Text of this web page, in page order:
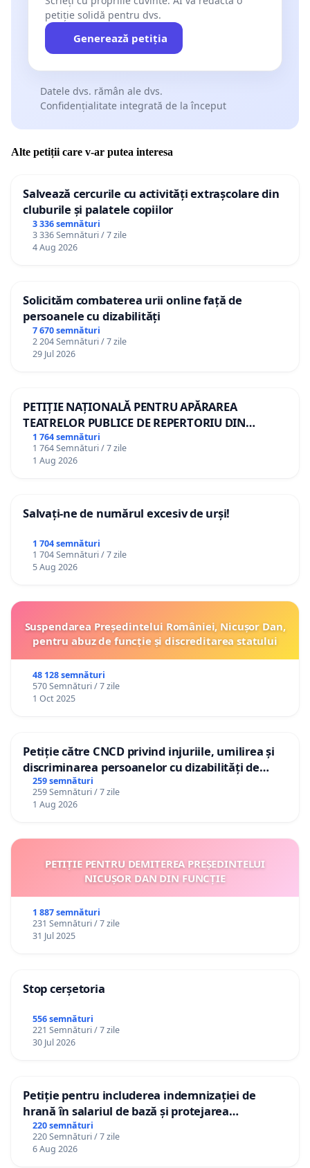
petiție solidă pentru dvs.
Generează petiția
Datele dvs. rămân ale dvs.
Confidențialitate integrată de la început
Alte petiții care v-ar putea interesa
Salvează cercurile cu activități extrașcolare din
cluburile și palatele copiilor
3 336 semnături
3 336 Semnături / 7 zile
4 Aug 2026
Solicităm combaterea urii online față de
persoanele cu dizabilități
7 670 semnături
2 204 Semnături / 7 zile
29 Jul 2026
PETIȚIE NAȚIONALĂ PENTRU APĂRAREA
TEATRELOR PUBLICE DE REPERTORIU DIN
ROMÂNIA
1 764 semnături
1 764 Semnături / 7 zile
1 Aug 2026
Salvați-ne de numărul excesiv de urși!
1 704 semnături
1 704 Semnături / 7 zile
5 Aug 2026
Suspendarea Președintelui României, Nicușor Dan,
pentru abuz de funcție și discreditarea statului
48 128 semnături
570 Semnături / 7 zile
1 Oct 2025
Petiție către CNCD privind injuriile, umilirea și
discriminarea persoanelor cu dizabilități de
către utilizatorul TikTok „Gorici”
259 semnături
259 Semnături / 7 zile
1 Aug 2026
PETIȚIE PENTRU DEMITEREA PREȘEDINTELUI
NICUȘOR DAN DIN FUNCȚIE
1 887 semnături
231 Semnături / 7 zile
31 Jul 2025
Stop cerșetoria
556 semnături
221 Semnături / 7 zile
30 Jul 2026
Petiție pentru includerea indemnizației de
hrană în salariul de bază și protejarea
gradațiilor de vechime pentru asistenții
personali
220 semnături
220 Semnături / 7 zile
6 Aug 2026